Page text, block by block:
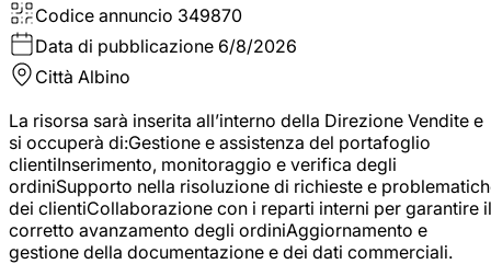
Codice annuncio 349870
Data di pubblicazione 6/8/2026
Città Albino
La risorsa sarà inserita all’interno della Direzione Vendite e
si occuperà di:Gestione e assistenza del portafoglio
clientiInserimento, monitoraggio e verifica degli
ordiniSupporto nella risoluzione di richieste e
dei clientiCollaborazione con i reparti interni per garantire il
corretto avanzamento degli ordiniAggiornamento e
gestione della documentazione e dei dati commerciali.